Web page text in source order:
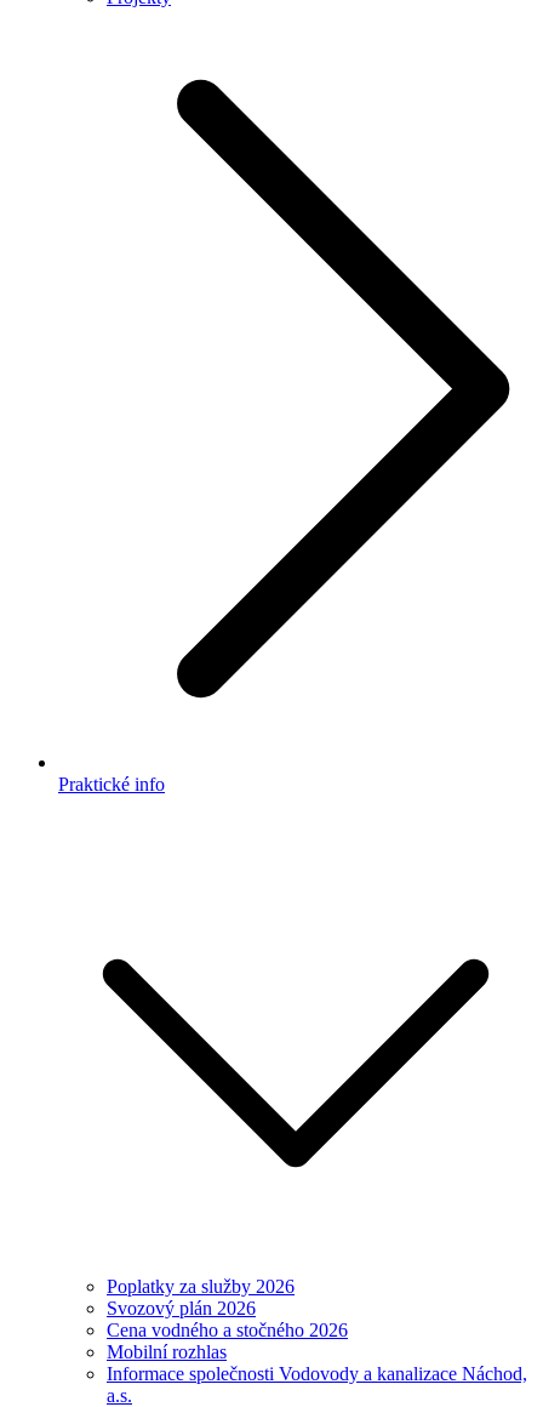
Praktické info
Poplatky za služby 2026
Svozový plán 2026
Cena vodného a stočného 2026
Mobilní rozhlas
Informace společnosti Vodovody a kanalizace Náchod,
a.s.